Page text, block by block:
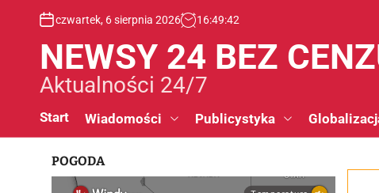
czwartek, 6 sierpnia 2026 16:49:42
NEWSY 24 BEZ
Aktualności 24/7
Start Wiadomości Publicystyka
POGODA